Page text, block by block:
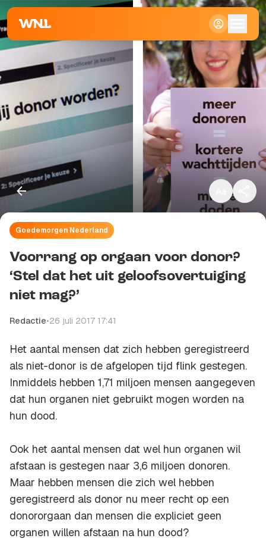
Standaard
Groot
Goedemorgen Nederland
Voorrang op orgaan voor donor?
‘Stel dat het uit geloofsovertuiging
niet mag?’
Redactie•26 juli 2017 17:41
Het aantal mensen dat zich hebben geregistreerd
als niet-donor is de afgelopen tijd flink gestegen.
Inmiddels hebben 1,71 miljoen mensen aangegeven
dat hun organen niet gebruikt mogen worden na
hun dood.
Ook het aantal mensen dat wel hun organen wil
afstaan is gestegen naar 3,6 miljoen donoren.
Maar hebben mensen die zich wel hebben
geregistreerd als donor nu meer recht op een
donororgaan dan mensen die expliciet geen
organen willen afstaan na hun dood?